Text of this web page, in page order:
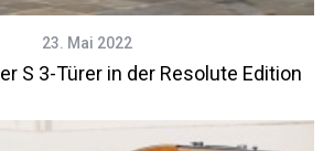
23. Mai 2022
S 3-Türer in der Resolute Edition